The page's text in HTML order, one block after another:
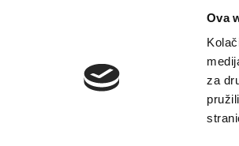
Ova
za
© TZ Kastela 2022